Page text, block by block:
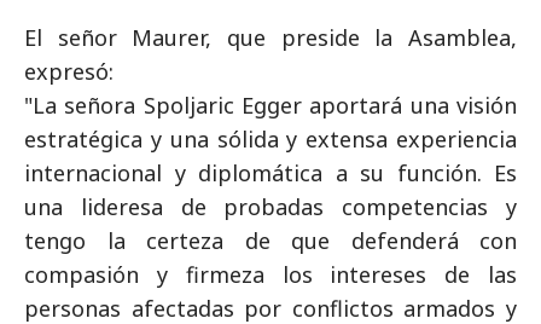
El señor Maurer, que preside la Asamblea,
expresó:
"La señora Spoljaric Egger aportará una visión
estratégica y una sólida y extensa experiencia
internacional y diplomática a su función. Es
una lideresa de probadas competencias y
tengo la certeza de que defenderá con
compasión y firmeza los intereses de las
personas afectadas por conflictos armados y